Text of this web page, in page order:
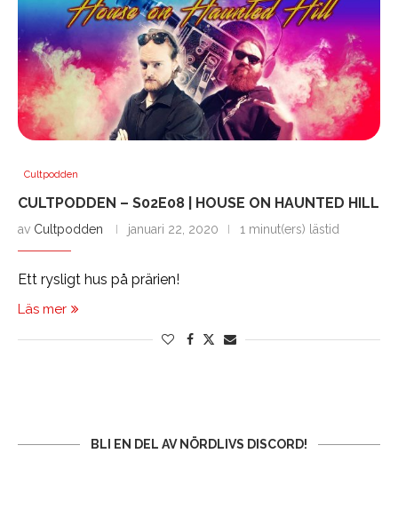
Cultpodden
CULTPODDEN – S02E08 | HOUSE ON HAUNTED HILL
av Cultpodden januari 22, 2020 1 minut(ers) lästid
Ett rysligt hus på prärien!
Läs mer
BLI EN DEL AV NÖRDLIVS DISCORD!